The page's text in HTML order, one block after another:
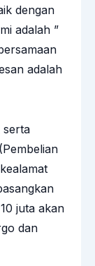
dengan
adalah ”
adalah
serta
juta akan
dan